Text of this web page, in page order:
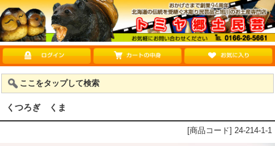
ここをタップして検索
くつろぎ くま
[商品コード] 24-214-1-1